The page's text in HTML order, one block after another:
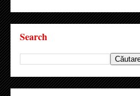
Search